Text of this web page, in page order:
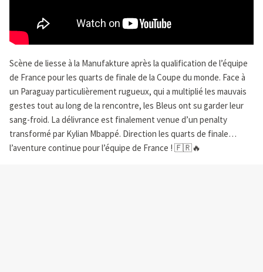
Scène de liesse à la Manufakture après la qualification de l’équipe
de France pour les quarts de finale de la Coupe du monde. Face à
un Paraguay particulièrement rugueux, qui a multiplié les mauvais
gestes tout au long de la rencontre, les Bleus ont su garder leur
sang-froid. La délivrance est finalement venue d’un penalty
transformé par Kylian Mbappé. Direction les quarts de finale…
l’aventure continue pour l’équipe de France ! 🇫🇷🔥